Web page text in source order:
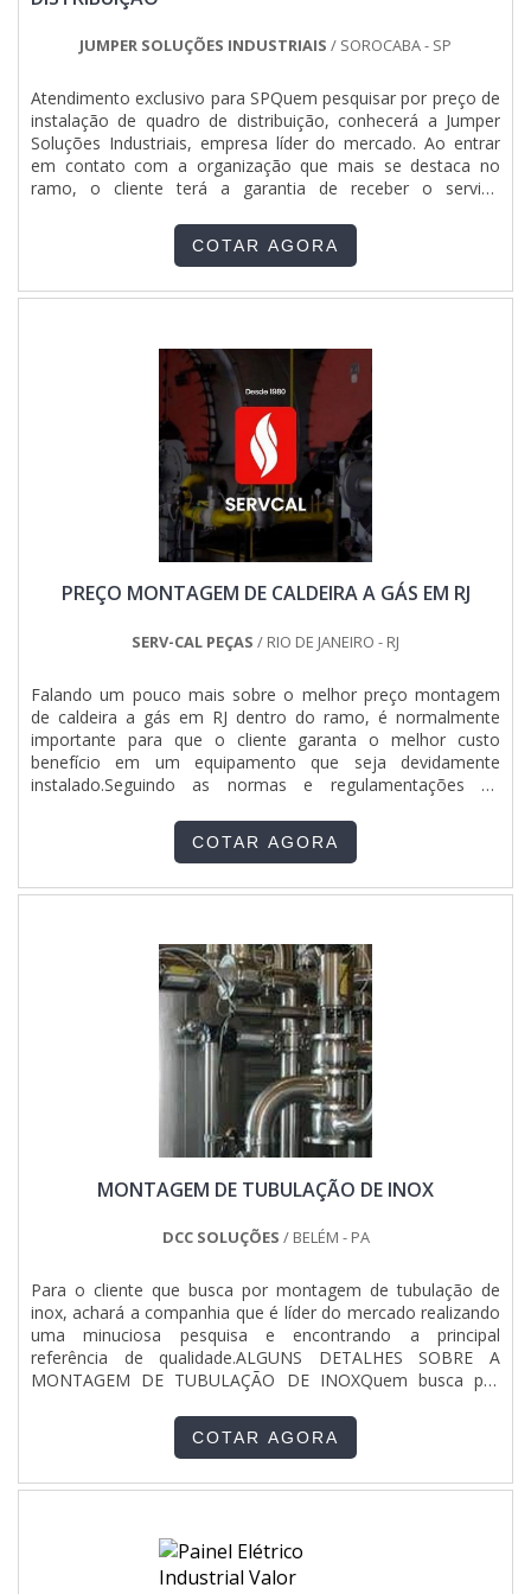
JUMPER SOLUÇÕES INDUSTRIAIS / SOROCABA - SP
Atendimento exclusivo para SPQuem pesquisar por preço de
instalação de quadro de distribuição, conhecerá a Jumper
Soluções Industriais, empresa líder do mercado. Ao entrar
em contato com a organização que mais se destaca no
ramo, o cliente terá a garantia de receber o serviço
suporte de uma equipe pronta para sanar qualquer
dúvida.MAIS SOBRE PREÇO DE INSTALAÇÃO DE QUADRO
quadro de distribuição em uma empresa inovadora, depara
de mercado quando o assunto é painel de comando elétrico
e painel de distribuição elétrica industrial, a companhia
disponibiliza tudo o que há de mais moderno para garantir a
qualidade final aos clientes.Sem perder o foco em preço de
instalação de quadro de distribuição, deve-se ter a exatidão
em orçar com empresas que prezam por produtos e
serviços que tenham ótima qualidade e precisão, pontos
importantes que ficam de fora no planejamento de
empresas que visam apenas o lucro, deixando a desejar nos
outros fatores.É importante lembrar que o serviço deve
segmento. Esse tipo de cuidado ajuda a garantir a qualidade
imprevistos e execuções mal elaboradas. Assim, é possível
para a Jumper Soluções Industriais ter se tornado destaque
quando pensamos em uma empresa que entrega confiança
e serviços de qualidade. Alguns desses motivos são:
Atendimento personalizado; Profissionais com vasta
experiência na área de atuação; Diversas opções de
pagamento disponíveis; Excelente custo-benefício; Sede
com departamento técnico de engenharia e projetos com
capacidade para atender diversos tipos de serviços;
Equipamentos de última geração. REFERÊNCIA DE
QUALIDADE NO SEGMENTOSomente na Jumper Soluções
distribuição. É possível encontrar uma grande variedade no
portfólio, como painel de comando elétrico e quadro elétrico
industrial.É uma empresa inovadora e comprometida com
seus serviços, características possíveis pelo fato de ter
escritório de alta qualidade onde são realizadas as
atividades e sede em localização privilegiada no estado de
São Paulo.Todos esses fatores, agregados a uma equipe
multidisciplinar de consultores associados e profissionais
com vasta experiência na área de atuação, garantem o
sucesso de cada cliente de ponta a ponta.
COTAR AGORA
PREÇO MONTAGEM DE CALDEIRA A GÁS EM RJ
SERV-CAL PEÇAS / RIO DE JANEIRO - RJ
Falando um pouco mais sobre o melhor preço montagem
de caldeira a gás em RJ dentro do ramo, é normalmente
importante para que o cliente garanta o melhor custo
benefício em um equipamento que seja devidamente
instalado.Seguindo as normas e regulamentações de
maquinário seja montado em local certo, a fim de
proporcionar mais agilidade nos processos produtivos. MAIS
de forma resumida, é feito uma série de procedimentos, que
ser tanto de pequeno quanto de grande porte. Por
necessitarem ser submetidas a alta pressão, antes da
montagem propriamente dita, é elaborado um projeto que
determina o local mais apropriado para a instalação, que
deve ser sempre um ambiente exclusivo para elas.Esse
produto tem como marca da necessidade na rotina diária,
garantir a correta instalação de peças que se constituem
basicamente de um tanque fechado de grande proporção,
que armazena algum tipo de líquido, o qual é ali aquecido
para gerar um fluido vaporizado, que é utilizado em variados
lista abaixo:Rendimento térmico superior a 88%;Sistema
compacta e robusta;Rápida resposta térmica;Totalmente
automático.MONTAGEM DE CALDEIRA A GÁS DE ALTA
QUALIDADESomente na Serv-Cal tem a solução ideal para
industrial. Sempre de olho no mercado, traz novidades em
itens como preço montagem de caldeira a gás em RJ
acessível totalmente isenta de refratário;. Mas não para por
aí, aqui é possível contar com pagamento facilitado..
COTAR AGORA
MONTAGEM DE TUBULAÇÃO DE INOX
DCC SOLUÇÕES / BELÉM - PA
Para o cliente que busca por montagem de tubulação de
inox, achará a companhia que é líder do mercado realizando
uma minuciosa pesquisa e encontrando a principal
referência de qualidade.ALGUNS DETALHES SOBRE A
MONTAGEM DE TUBULAÇÃO DE INOXQuem busca por
altamente qualificada, encontra na DCC Soluções. A
empresa tem em seu escopo aterramento e SPDA e
oferecendo o que há de melhor no mercado para cada
tubulação de inox, deve-se ter a exatidão em orçar com
empresas que prezam por produtos e serviços que tenham
ótima qualidade e proteção, pontos importantes que ficam
COTAR AGORA